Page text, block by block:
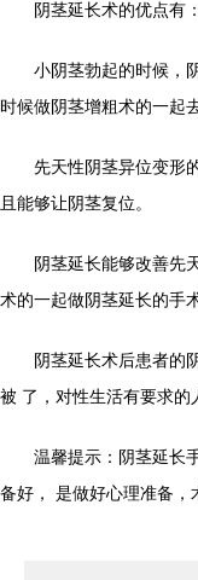
阴茎延长术的优点有：
小阴茎勃起的时候，阴
时候做阴茎增粗术的一起
先天性阴茎异位变形的
且能够让阴茎复位。
阴茎延长能够改善先天
术的一起做阴茎延长的手
阴茎延长术后患者的阴
被 了，对性生活有要求的
温馨提示：阴茎延长手
备好， 是做好心理准备，